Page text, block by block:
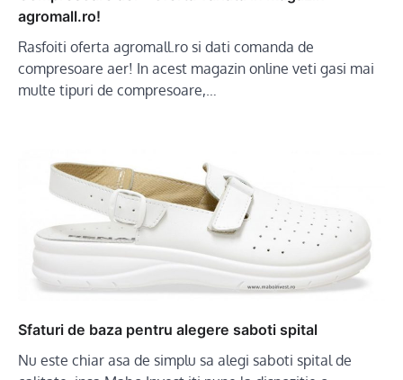
agromall.ro!
Rasfoiti oferta agromall.ro si dati comanda de
compresoare aer! In acest magazin online veti gasi mai
multe tipuri de compresoare,…
Sfaturi de baza pentru alegere saboti spital
Nu este chiar asa de simplu sa alegi saboti spital de